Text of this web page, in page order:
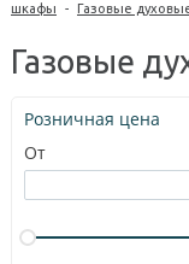
шкафы - Газовые
Газовые
Розничная цена
От